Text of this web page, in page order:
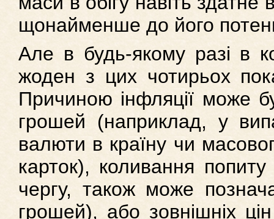
щонайменше до його
Але в будь-якому разі в
жоден з цих чотирьох
Причиною інфляції може
грошей (наприклад, у
валюти в країну чи
карток), коливання
чергу, також може
грошей), або зовнішніх